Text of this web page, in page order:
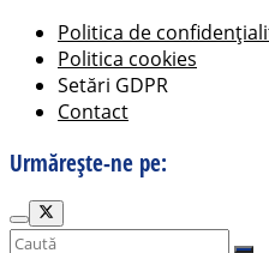
Politica de
Politica cookies
Setări GDPR
Contact
Urmărește-ne pe: